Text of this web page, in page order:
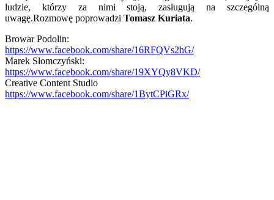
ludzie, którzy za nimi stoją, zasługują na szczególną
uwagę.Rozmowę poprowadzi Tomasz Kuriata.
Browar Podolin:
https://www.facebook.com/share/16RFQVs2hG/
Marek Słomczyński:
https://www.facebook.com/share/19XYQy8VKD/
Creative Content Studio
https://www.facebook.com/share/1BytCPiGRx/